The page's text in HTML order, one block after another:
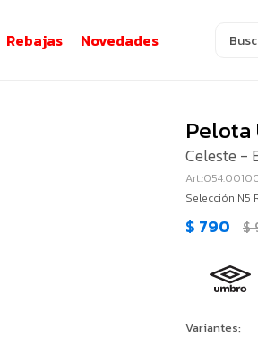
Rebajas Novedades
Pelota
Celeste -
Selección N5
$ 790 $
Variantes: